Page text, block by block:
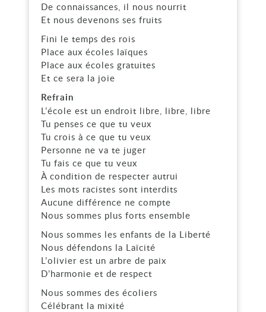
De connaissances, il nous nourrit
Et nous devenons ses fruits
Fini le temps des rois
Place aux écoles laïques
Place aux écoles gratuites
Et ce sera la joie
Refrain
L’école est un endroit libre, libre, libre
Tu penses ce que tu veux
Tu crois à ce que tu veux
Personne ne va te juger
Tu fais ce que tu veux
À condition de respecter autrui
Les mots racistes sont interdits
Aucune différence ne compte
Nous sommes plus forts ensemble
Nous sommes les enfants de la Liberté
Nous défendons la Laïcité
L’olivier est un arbre de paix
D’harmonie et de respect
Nous sommes des écoliers
Célébrant la mixité